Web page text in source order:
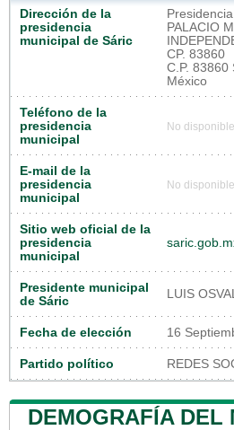
Dirección de la
presidencia
municipal de Sáric
PALACIO
CP. 83860
C.P. 83860
México
Teléfono de la
presidencia
municipal
No disponible
E-mail de la
presidencia
municipal
No disponible
Sitio web oficial de la
presidencia
municipal
Presidente municipal
de Sáric
LUIS
Fecha de elección 16
Partido político REDES
DEMOGRAFÍA DEL